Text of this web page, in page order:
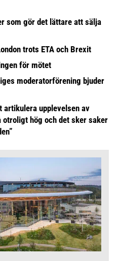
som gör det lättare att sälja
trots ETA och Brexit
för mötet
moderatorförening bjuder
artikulera upplevelsen av
otroligt hög och det sker saker